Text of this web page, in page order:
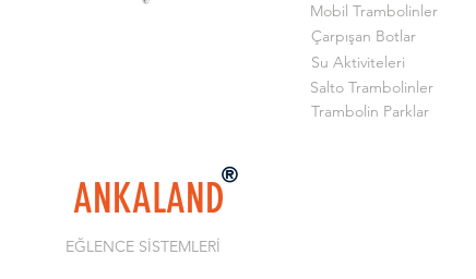
ANKALAND
EĞLENCE SİSTEMLERİ
Mobil Trambolinler
Çarpışan Botlar
Su Aktiviteleri
Salto Trambolinler
Trambolin Parklar